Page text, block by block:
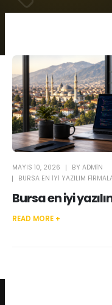
MAYIS 10, 2026 BY ADMIN
BURSA EN IYI YAZILIM
Bursa en iyi
READ MORE +